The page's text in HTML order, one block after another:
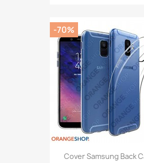
Cover Samsung Back
-70%